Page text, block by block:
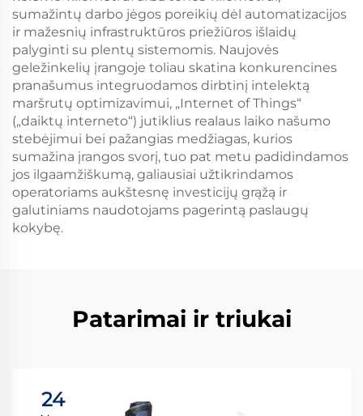
sumažintų darbo jėgos poreikių dėl automatizacijos
ir mažesnių infrastruktūros priežiūros išlaidų
palyginti su plentų sistemomis. Naujovės
geležinkelių įrangoje toliau skatina konkurencines
pranašumus integruodamos dirbtinį intelektą
maršrutų optimizavimui, „Internet of Things“
(„daiktų interneto“) jutiklius realaus laiko našumo
stebėjimui bei pažangias medžiagas, kurios
sumažina įrangos svorį, tuo pat metu padidindamos
jos ilgaamžiškumą, galiausiai užtikrindamos
operatoriams aukštesnę investicijų grąžą ir
galutiniams naudotojams pagerintą paslaugų
kokybę.
Patarimai ir triukai
24